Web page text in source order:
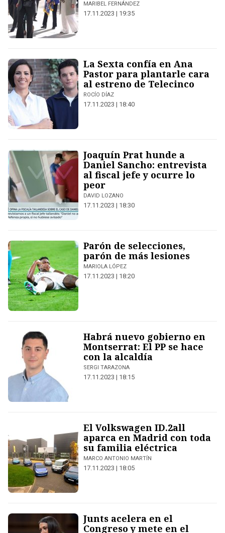
MARIBEL FERNÁNDEZ
17.11.2023 | 19:35
La Sexta confía en Ana
Pastor para plantarle cara
al estreno de Telecinco
ROCÍO DÍAZ
17.11.2023 | 18:40
Joaquín Prat hunde a
Daniel Sancho: entrevista
al fiscal jefe y ocurre lo
peor
DAVID LOZANO
17.11.2023 | 18:30
Parón de selecciones,
parón de más lesiones
MARIOLA LÓPEZ
17.11.2023 | 18:20
Habrá nuevo gobierno en
Montserrat: El PP se hace
con la alcaldía
SERGI TARAZONA
17.11.2023 | 18:15
El Volkswagen ID.2all
aparca en Madrid con toda
su familia eléctrica
MARCO ANTONIO MARTÍN
17.11.2023 | 18:05
Junts acelera en el
Congreso y mete en el